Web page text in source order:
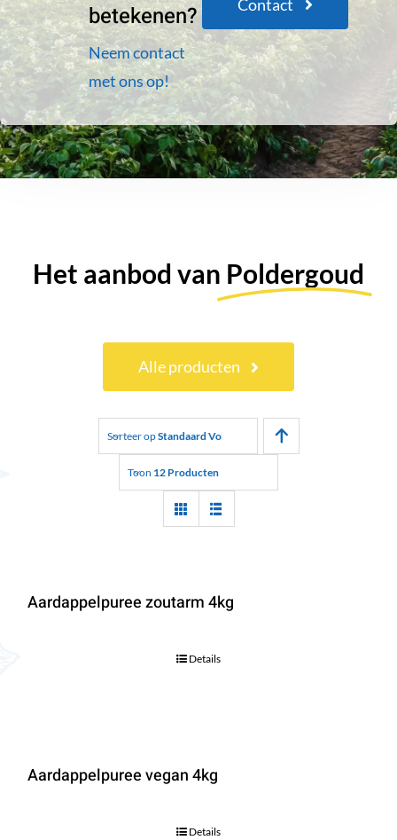
betekenen?
Neem contact
met ons op!
Contact
Het aanbod van Poldergoud
Alle producten
Sorteer opStandaard Volgorde
Toon 12 Producten
Aardappelpuree zoutarm 4kg
Details
Aardappelpuree vegan 4kg
Details